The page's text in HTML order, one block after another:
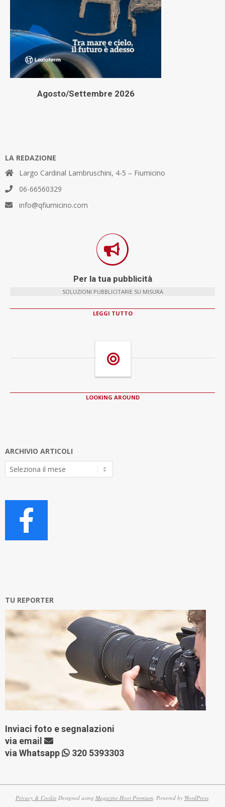
Agosto/Settembre 2026
LA REDAZIONE
Largo Cardinal Lambruschini, 4-5 – Fiumicino
06-66560329
info@qfiumicino.com
Per la tua pubblicità
SOLUZIONI PUBBLICITARIE SU MISURA
LEGGI TUTTO
LOOKING AROUND
ARCHIVIO ARTICOLI
Archivio
Articoli
TU REPORTER
Inviaci foto e segnalazioni
via email
via Whatsapp
320 5393303
Privacy & CookieDesigned using Magazine Hoot Premium. Powered by WordPress.